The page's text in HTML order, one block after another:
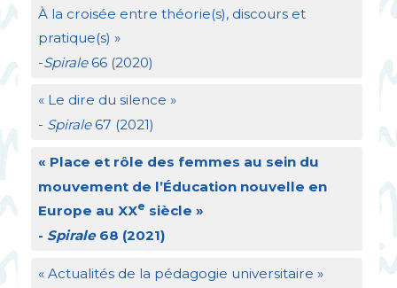
À la croisée entre théorie(s), discours et
pratique(s) »
-Spirale66 (2020)
« Le dire du silence »
- Spirale67 (2021)
« Place et rôle des femmes au sein du
mouvement de l’Éducation nouvelle en
Europe au XXe siècle »
- Spirale68 (2021)
« Actualités de la pédagogie universitaire »